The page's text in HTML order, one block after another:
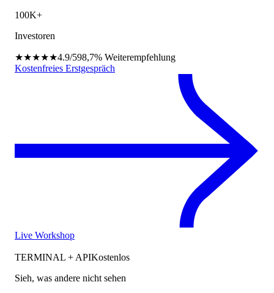
100K+
Investoren
★★★★★4.9/598,7% Weiterempfehlung
Kostenfreies Erstgespräch
Live Workshop
TERMINAL + APIKostenlos
Sieh, was andere nicht sehen